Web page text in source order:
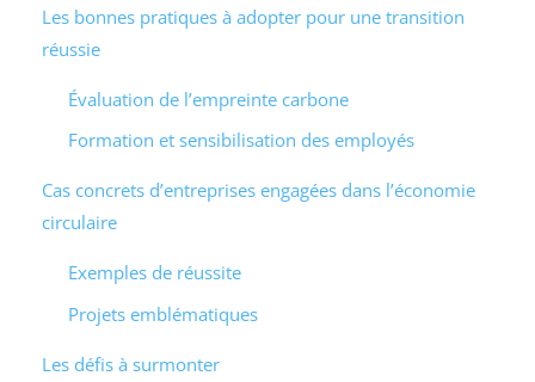
Les bonnes pratiques à adopter pour une transition
réussie
Évaluation de l’empreinte carbone
Formation et sensibilisation des employés
Cas concrets d’entreprises engagées dans l’économie
circulaire
Exemples de réussite
Projets emblématiques
Les défis à surmonter